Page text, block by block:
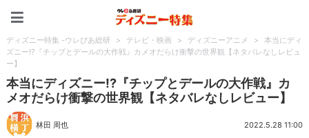
ディズニー特集 -ウレぴあ総研 > テレビ・映画 > ディズニーアニメ >
本当にディ
ズニー!?『チップとデールの大作戦』カメオだらけ衝撃の世界観【ネタバレなしレビュ
ー】
本当にディズニー!?『チップとデールの大作戦』カ
メオだらけ衝撃の世界観【ネタバレなしレビュー】
林田 周也 2022.5.28 11:00